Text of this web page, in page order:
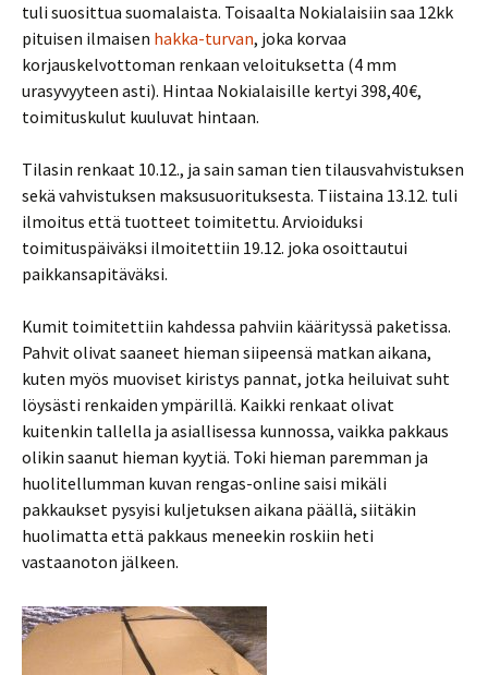
tuli suosittua suomalaista. Toisaalta Nokialaisiin saa 12kk
pituisen ilmaisen hakka-turvan, joka korvaa
korjauskelvottoman renkaan veloituksetta (4 mm
urasyvyyteen asti). Hintaa Nokialaisille kertyi 398,40€,
toimituskulut kuuluvat hintaan.
Tilasin renkaat 10.12., ja sain saman tien tilausvahvistuksen
sekä vahvistuksen maksusuorituksesta. Tiistaina 13.12. tuli
ilmoitus että tuotteet toimitettu. Arvioiduksi
toimituspäiväksi ilmoitettiin 19.12. joka osoittautui
paikkansapitäväksi.
Kumit toimitettiin kahdessa pahviin käärityssä paketissa.
Pahvit olivat saaneet hieman siipeensä matkan aikana,
kuten myös muoviset kiristys pannat, jotka heiluivat suht
löysästi renkaiden ympärillä. Kaikki renkaat olivat
kuitenkin tallella ja asiallisessa kunnossa, vaikka pakkaus
olikin saanut hieman kyytiä. Toki hieman paremman ja
huolitellumman kuvan rengas-online saisi mikäli
pakkaukset pysyisi kuljetuksen aikana päällä, siitäkin
huolimatta että pakkaus meneekin roskiin heti
vastaanoton jälkeen.